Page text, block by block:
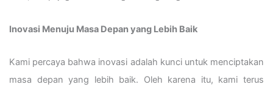
Inovasi Menuju Masa Depan yang Lebih Baik
Kami percaya bahwa inovasi adalah kunci untuk menciptakan
masa depan yang lebih baik. Oleh karena itu, kami terus